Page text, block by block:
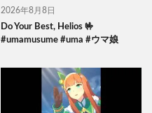
2026年8月8日
Do Your Best, Helios 🤟
#umamusume #uma #ウマ娘